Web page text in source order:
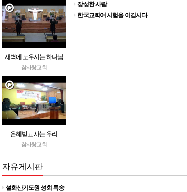
새벽에 도우시는 하나님
참사랑교회
은혜받고 사는 우리
참사랑교회
장성한 사람
한국교회여 시험을 이깁시다
자유게시판
설화산기도원 성회 특송